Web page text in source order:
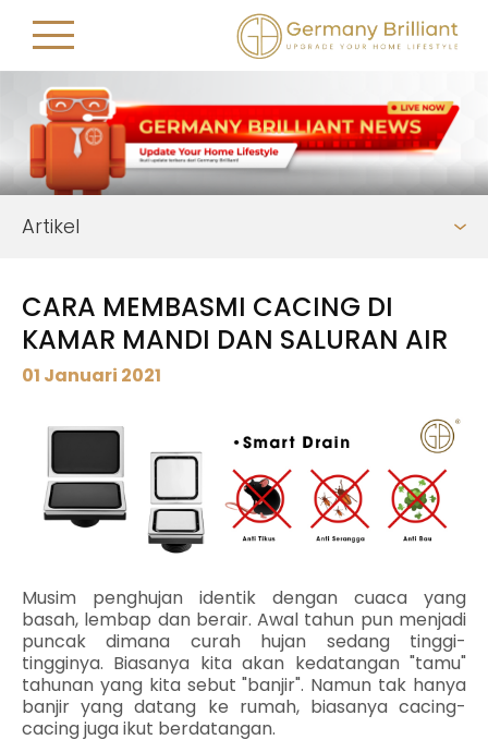
Artikel
CARA MEMBASMI CACING DI
KAMAR MANDI DAN SALURAN AIR
01 Januari 2021
Musim penghujan identik dengan cuaca yang
basah, lembap dan berair. Awal tahun pun menjadi
puncak dimana curah hujan sedang tinggi-
tingginya. Biasanya kita akan kedatangan "tamu"
tahunan yang kita sebut "banjir". Namun tak hanya
banjir yang datang ke rumah, biasanya cacing-
cacing juga ikut berdatangan.